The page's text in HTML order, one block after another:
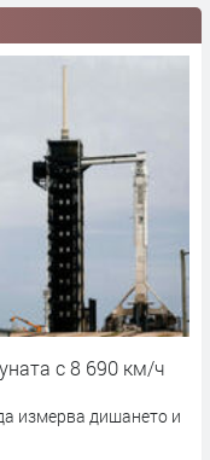
с 8 690 км/ч
измерва дишането и